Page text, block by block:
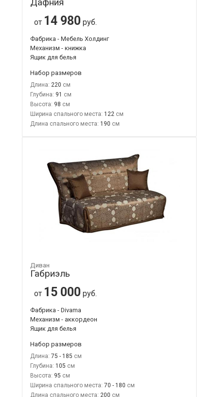
от 14 980 руб.
Фабрика - Мебель Холдинг
Механизм - книжка
Ящик для белья
Набор размеров
Длина: 220
Глубина: 91
Высота: 98
Ширина спального места: 122
Длина спального места: 190
Диван
Габриэль
от 15 000 руб.
Фабрика - Divama
Механизм - аккордеон
Ящик для белья
Набор размеров
Длина: 75 - 185
Глубина: 105
Высота: 95
Ширина спального места: 70 - 180
Длина спального места: 200